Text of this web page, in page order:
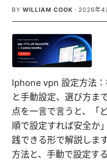
BY WILLIAM COOK · 2026年4
Iphone vpn 設定方法：
と手動設定、選び方ま
点を一言で言うと、「
順で設定すれば安全か
践できる形で解説しま
方法と、手動で設定す